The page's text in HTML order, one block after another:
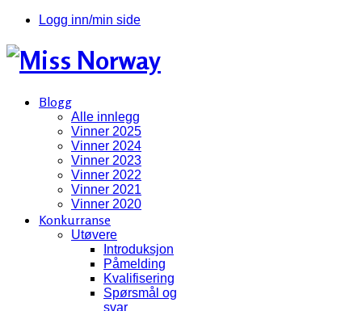
Logg inn/min side
Blogg
Alle innlegg
Vinner 2025
Vinner 2024
Vinner 2023
Vinner 2022
Vinner 2021
Vinner 2020
Konkurranse
Utøvere
Introduksjon
Påmelding
Kvalifisering
Spørsmål og
svar